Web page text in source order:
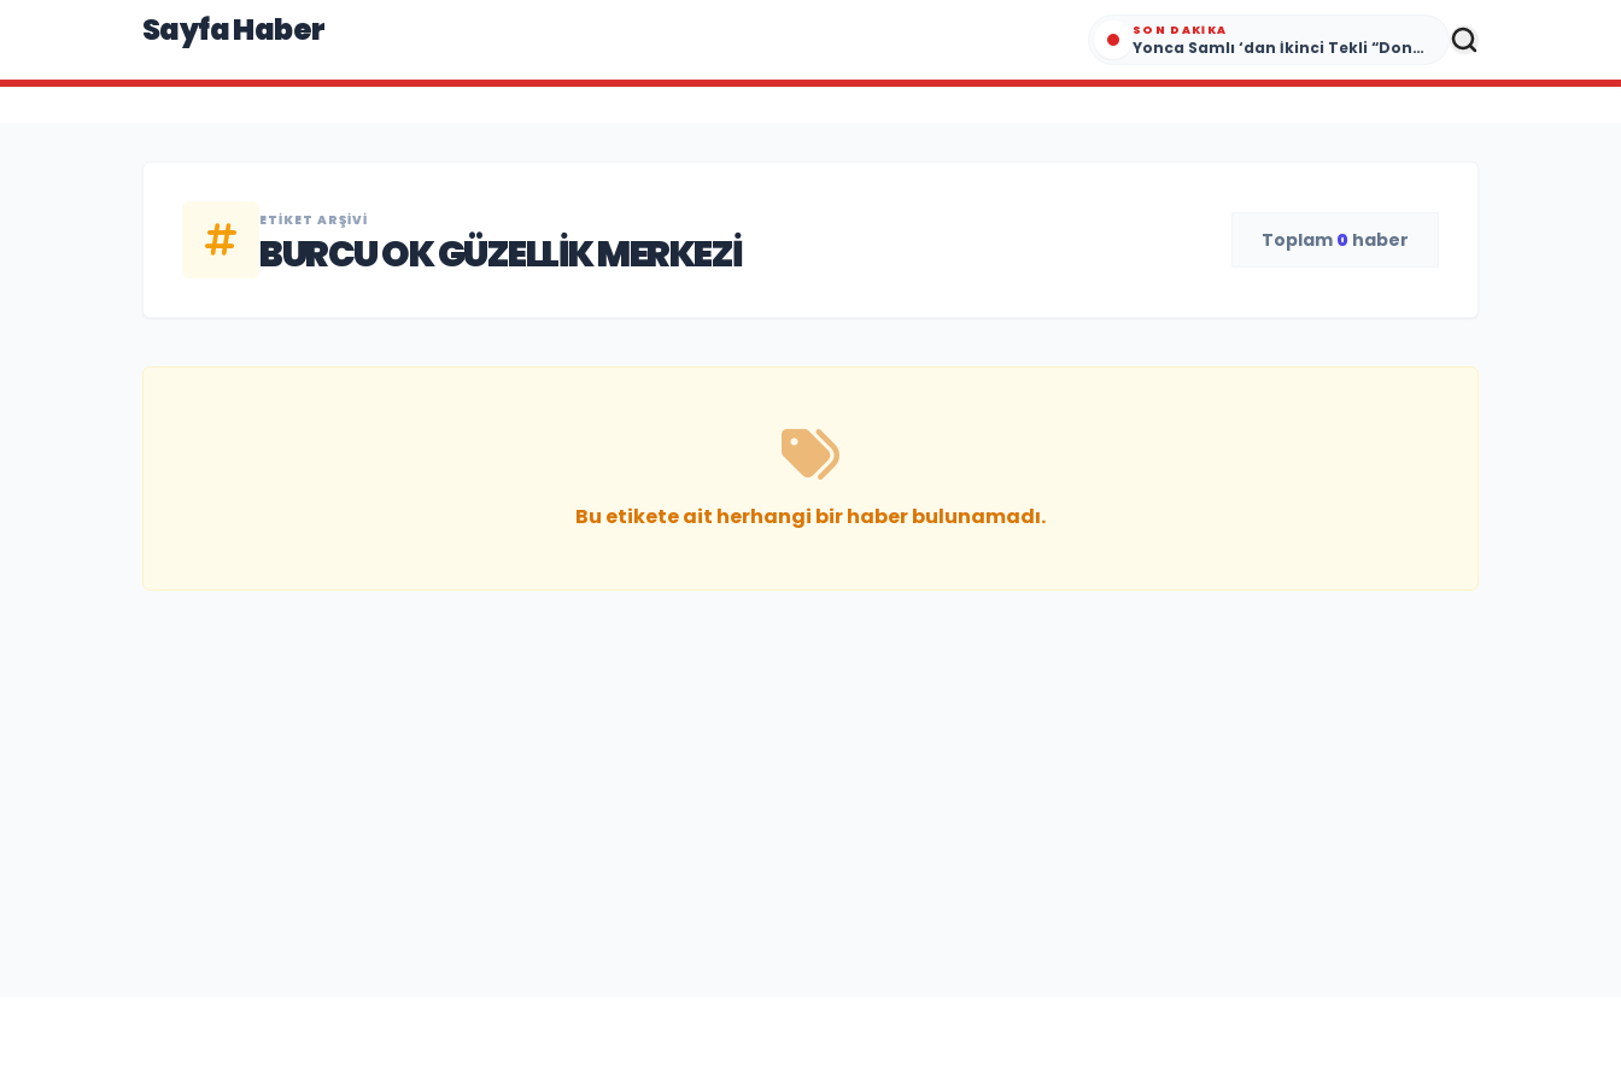
Sayfa Haber SON DAKIKA
Yonca Samlı ‘dan İkinci Tekli “Donacaksın Sevgilim “ yayımlandı
ETIKET ARŞIVI
BURCU OK GÜZELLIK MERKEZI Toplam 0 haber
Bu etikete ait herhangi bir haber bulunamadı.